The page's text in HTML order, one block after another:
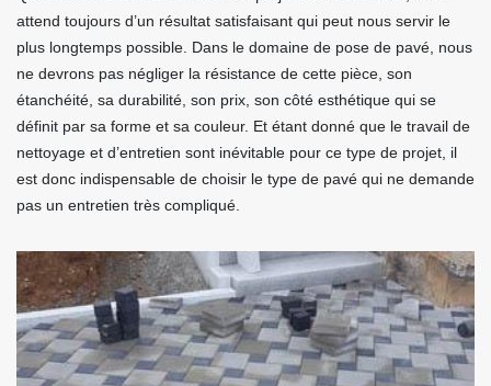
attend toujours d’un résultat satisfaisant qui peut nous servir le
plus longtemps possible. Dans le domaine de pose de pavé, nous
ne devrons pas négliger la résistance de cette pièce, son
étanchéité, sa durabilité, son prix, son côté esthétique qui se
définit par sa forme et sa couleur. Et étant donné que le travail de
nettoyage et d’entretien sont inévitable pour ce type de projet, il
est donc indispensable de choisir le type de pavé qui ne demande
pas un entretien très compliqué.